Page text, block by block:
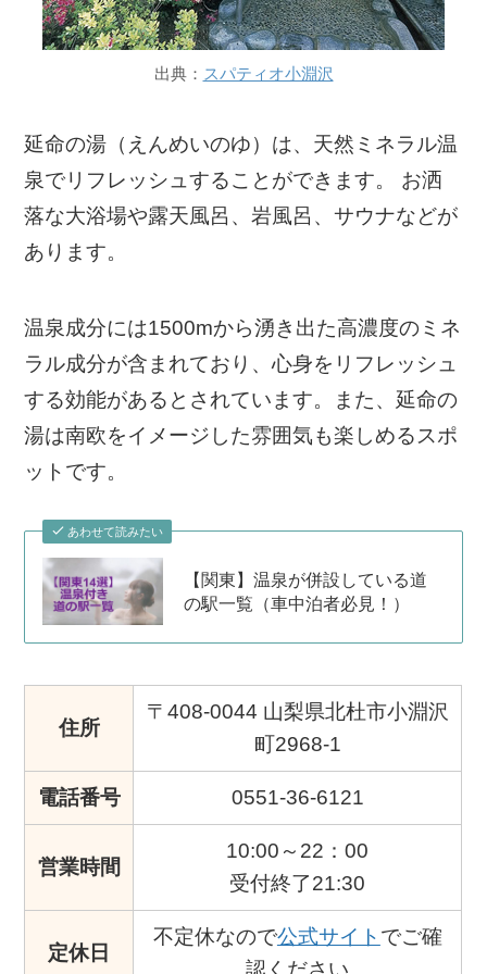
出典： スパティオ小淵沢
延命の湯（えんめいのゆ）は、天然ミネラル温
泉でリフレッシュすることができます。 お洒
落な大浴場や露天風呂、岩風呂、サウナなどが
あります。
温泉成分には1500mから湧き出た高濃度のミネ
ラル成分が含まれており、心身をリフレッシュ
する効能があるとされています。また、延命の
湯は南欧をイメージした雰囲気も楽しめるスポ
ットです。
あわせて読みたい
【関東】温泉が併設している道
の駅一覧（車中泊者必見！）
住所
〒408-0044 山梨県北杜市小淵沢
町2968-1
電話番号 0551-36-6121
営業時間
10:00～22：00
受付終了21:30
定休日
不定休なので公式サイト でご確
認ください